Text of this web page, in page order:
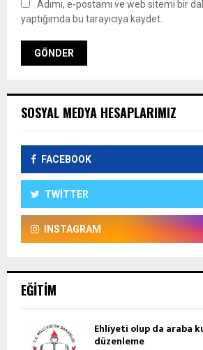
Adımı, e-postamı ve web sitemi bir
yaptığımda bu tarayıcıya kaydet.
SOSYAL MEDYA HESAPLARIMIZ
FACEBOOK
TWITTER
INSTAGRAM
EĞITIM
Ehliyeti olup da araba
düzenleme